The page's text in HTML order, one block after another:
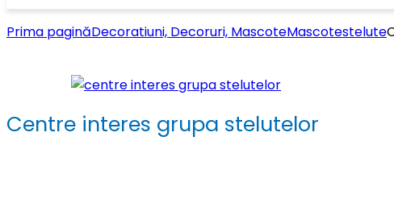
Prima paginăDecoratiuni, Decoruri, MascoteMascotestelute
Centre interes grupa stelutelor